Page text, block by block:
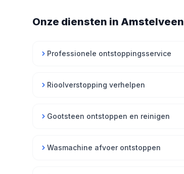
Onze diensten in Amstelveen
Professionele ontstoppingsservice
Rioolverstopping verhelpen
Gootsteen ontstoppen en reinigen
Wasmachine afvoer ontstoppen